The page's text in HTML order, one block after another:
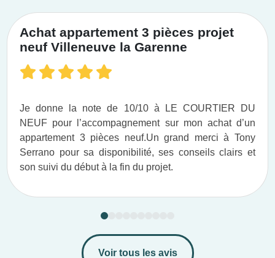
Achat appartement 3 pièces projet
neuf Villeneuve la Garenne
Je donne la note de 10/10 à LE COURTIER DU
NEUF pour l’accompagnement sur mon achat d’un
appartement 3 pièces neuf.​ Un grand merci à Tony
Serrano pour sa disponibilité, ses conseils clairs et
son suivi du début à la fin du projet.​
Voir tous les avis